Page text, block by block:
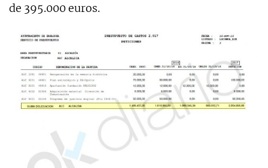
de 395.000 euros.